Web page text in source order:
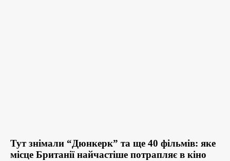
Тут знімали “Дюнкерк” та ще 40 фільмів: яке
місце Британії найчастіше потрапляє в кіно